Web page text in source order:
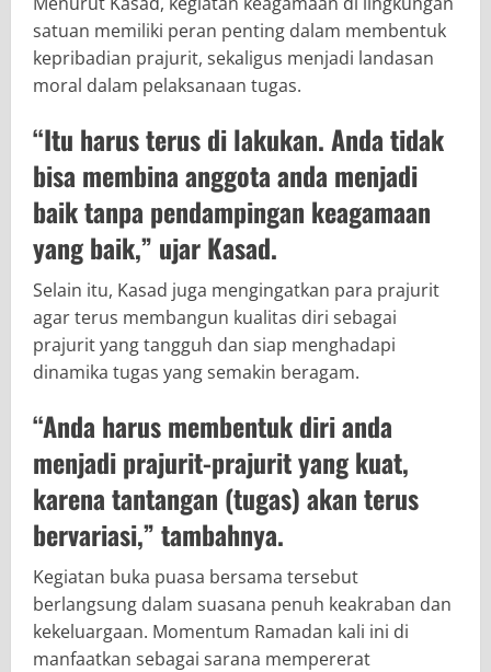
satuan memiliki peran penting dalam membentuk
kepribadian prajurit, sekaligus menjadi landasan
moral dalam pelaksanaan tugas.
“Itu harus terus di lakukan. Anda tidak
bisa membina anggota anda menjadi
baik tanpa pendampingan keagamaan
yang baik,” ujar Kasad.
Selain itu, Kasad juga mengingatkan para prajurit
agar terus membangun kualitas diri sebagai
prajurit yang tangguh dan siap menghadapi
dinamika tugas yang semakin beragam.
“Anda harus membentuk diri anda
menjadi prajurit-prajurit yang kuat,
karena tantangan (tugas) akan terus
bervariasi,” tambahnya.
Kegiatan buka puasa bersama tersebut
berlangsung dalam suasana penuh keakraban dan
kekeluargaan. Momentum Ramadan kali ini di
manfaatkan sebagai sarana mempererat